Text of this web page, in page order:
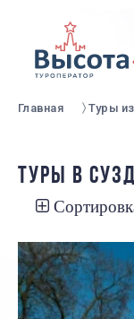
Главная Туры
ТУРЫ В